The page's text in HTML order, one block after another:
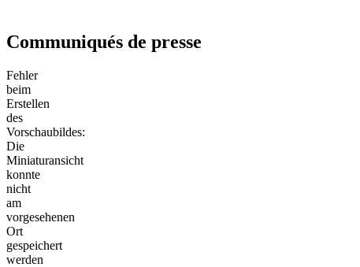
Communiqués de presse
Fehler
beim
Erstellen
des
Vorschaubildes:
Die
Miniaturansicht
konnte
nicht
am
vorgesehenen
Ort
gespeichert
werden